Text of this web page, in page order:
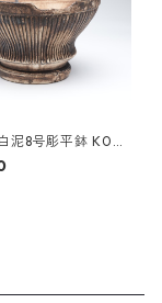
泥8号彫平鉢 K037
り